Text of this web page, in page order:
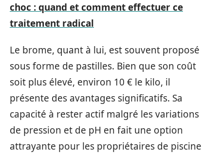
choc : quand et comment effectuer ce
traitement radical
Le brome, quant à lui, est souvent proposé
sous forme de pastilles. Bien que son coût
soit plus élevé, environ 10 € le kilo, il
présente des avantages significatifs. Sa
capacité à rester actif malgré les variations
de pression et de pH en fait une option
attrayante pour les propriétaires de piscine